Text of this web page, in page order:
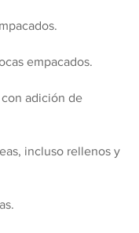
empacados.
adición de
incluso rellenos y